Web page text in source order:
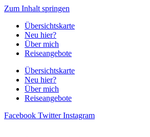
Zum Inhalt springen
Übersichtskarte
Neu hier?
Über mich
Reiseangebote
Übersichtskarte
Neu hier?
Über mich
Reiseangebote
Facebook Twitter Instagram